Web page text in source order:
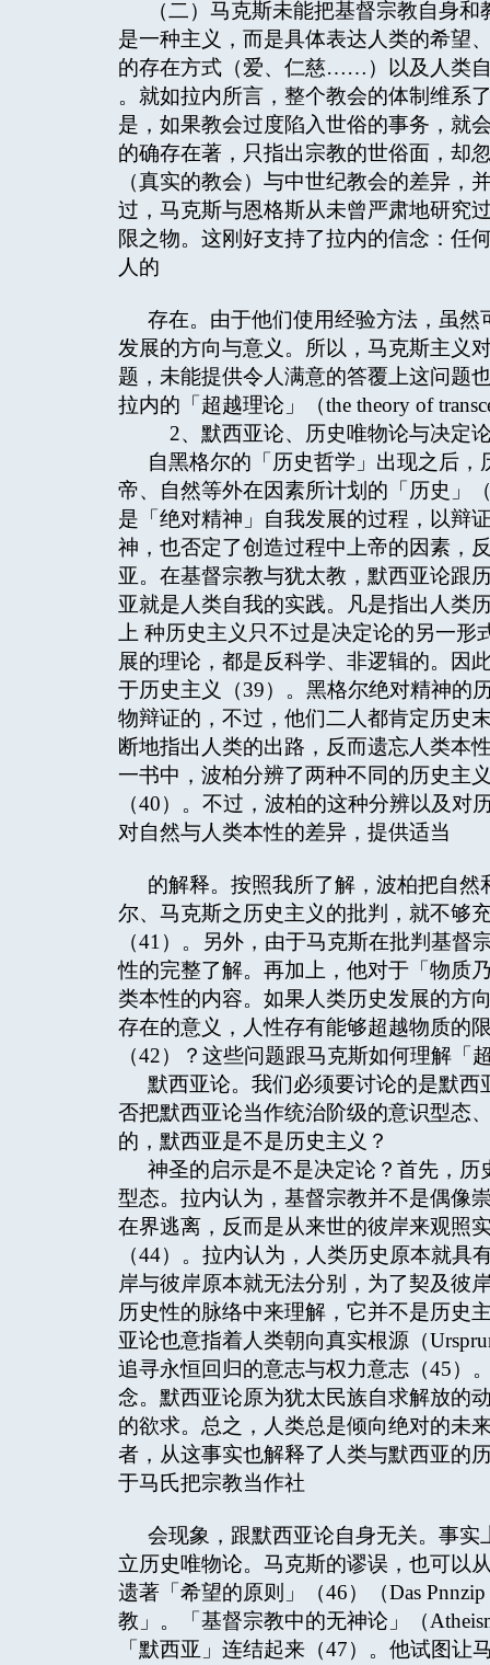
（二）马克斯未能把基督宗教自身
是一种主义，而是具体表达人类的希望
的存在方式（爱、仁慈……）以及人类
。就如拉内所言，整个教会的体制维系
是，如果教会过度陷入世俗的事务，就
的确存在著，只指出宗教的世俗面，却
（真实的教会）与中世纪教会的差异，
过，马克斯与恩格斯从未曾严肃地研究
限之物。这刚好支持了拉内的信念：任
人的
存在。由于他们使用经验方法，虽
发展的方向与意义。所以，马克斯主义
题，未能提供令人满意的答覆上这问题
拉内的「超越理论」（the theory of
2、默西亚论、历史唯物论与决定
自黑格尔的「历史哲学」出现之后
帝、自然等外在因素所计划的「历史」
是「绝对精神」自我发展的过程，以辩
神，也否定了创造过程中上帝的因素，
亚。在基督宗教与犹太教，默西亚论跟
亚就是人类自我的实践。凡是指出人类
上 种历史主义只不过是决定论的另一
展的理论，都是反科学、非逻辑的。因
于历史主义（39）。黑格尔绝对精神的
物辩证的，不过，他们二人都肯定历史
断地指出人类的出路，反而遗忘人类本
一书中，波柏分辨了两种不同的历史主
（40）。不过，波柏的这种分辨以及
对自然与人类本性的差异，提供适当
的解释。按照我所了解，波柏把自
尔、马克斯之历史主义的批判，就不够
（41）。另外，由于马克斯在批判基
性的完整了解。再加上，他对于「物质
类本性的内容。如果人类历史发展的方
存在的意义，人性存有能够超越物质
（42）？这些问题跟马克斯如何理解
默西亚论。我们必须要讨论的是默
否把默西亚论当作统治阶级的意识型态
的，默西亚是不是历史主义？
神圣的启示是不是决定论？首先，
型态。拉内认为，基督宗教并不是偶像
在界逃离，反而是从来世的彼岸来观照
（44）。拉内认为，人类历史原本就
岸与彼岸原本就无法分别，为了契及彼
历史性的脉络中来理解，它并不是历史
亚论也意指着人类朝向真实根源（
追寻永恒回归的意志与权力意志（45）
念。默西亚论原为犹太民族自求解放的
的欲求。总之，人类总是倾向绝对的未
者，从这事实也解释了人类与默西亚的
于马氏把宗教当作社
会现象，跟默西亚论自身无关。事
立历史唯物论。马克斯的谬误，也可以
遗著「希望的原则」（46）（Das
教」。「基督宗教中的无神论」（
「默西亚」连结起来（47）。他试图